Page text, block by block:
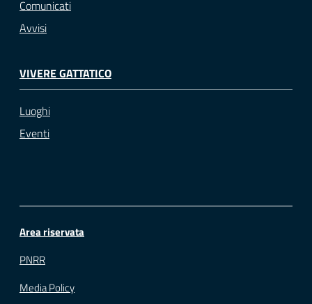
Comunicati
Avvisi
VIVERE GATTATICO
Luoghi
Eventi
Area riservata
PNRR
Media Policy